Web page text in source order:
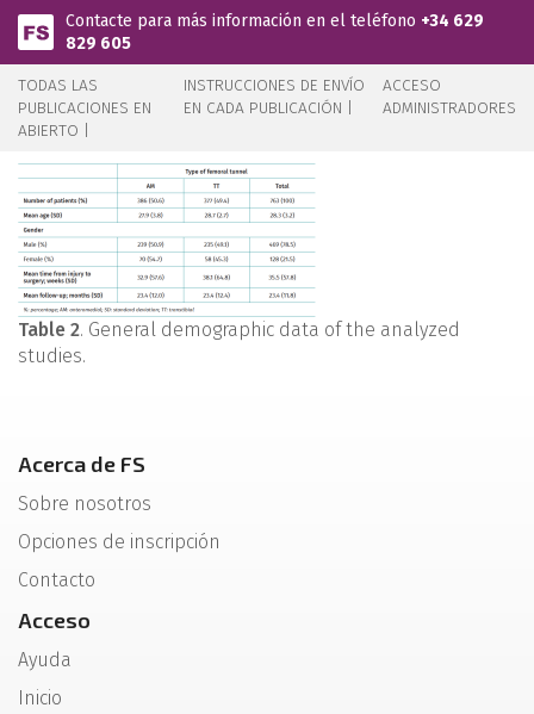
Pasar al contenido principal
Contacte para más información en el teléfono +34 629
829 605
TODAS LAS
PUBLICACIONES EN
ABIERTO |
INSTRUCCIONES DE ENVÍO
EN CADA PUBLICACIÓN |
ACCESO
ADMINISTRADORES
Table 2. General demographic data of the analyzed
studies.
Acerca de FS
Sobre nosotros
Opciones de inscripción
Contacto
Acceso
Ayuda
Inicio